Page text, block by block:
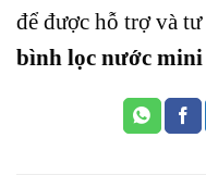
để được hỗ trợ và
bình lọc nước mini